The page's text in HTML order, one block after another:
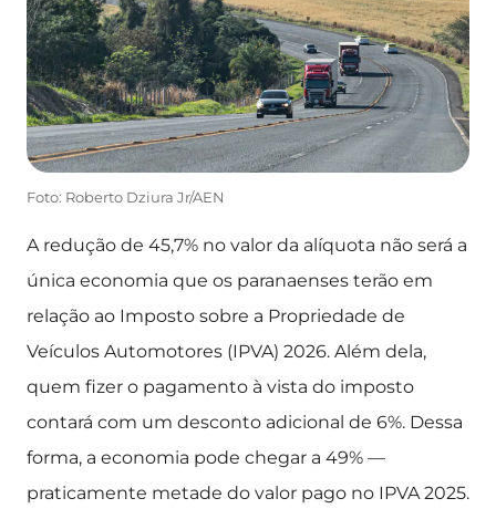
Foto: Roberto Dziura Jr/AEN
A redução de 45,7% no valor da alíquota não será a
única economia que os paranaenses terão em
relação ao Imposto sobre a Propriedade de
Veículos Automotores (IPVA) 2026. Além dela,
quem fizer o pagamento à vista do imposto
contará com um desconto adicional de 6%. Dessa
forma, a economia pode chegar a 49% —
praticamente metade do valor pago no IPVA 2025.